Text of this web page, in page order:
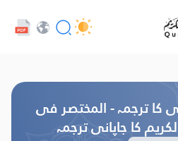
کا ترجمہ - المختصر فی
کا جاپانی ترجمہ